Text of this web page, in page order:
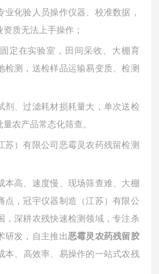
业化验人员操作仪器、校准数据，
质无法上手操作；
定在实验室，田间采收、大棚育
检测，送检样品运输易变质、检测
剂、过滤耗材损耗量大，单次送检
农产品常态化筛查。
苏）有限公司恶霉灵农药残留检测
本高、速度慢、现场筛查难、大棚
点，冠宇仪器制造（江苏）有限公
，深耕农残快速检测领域，专注杀
研发，自主推出恶霉灵农药残留胶
本、高效率、易操作的一站式农残